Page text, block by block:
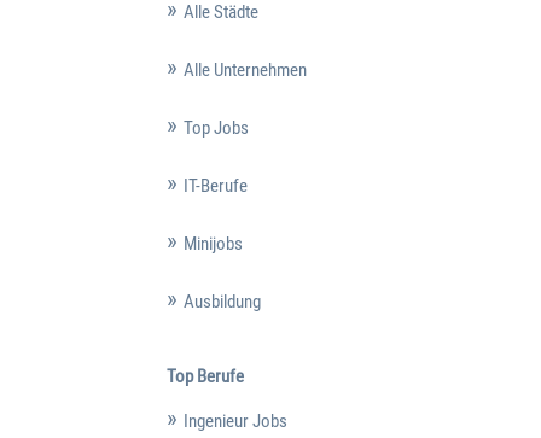
Alle Städte
Alle Unternehmen
Top Jobs
IT-Berufe
Minijobs
Ausbildung
Top Berufe
Ingenieur Jobs